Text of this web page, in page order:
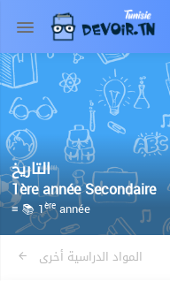
التاريخ
1ère année Secondaire
≡ 📚 1èreannée
المواد الدراسية أخرى